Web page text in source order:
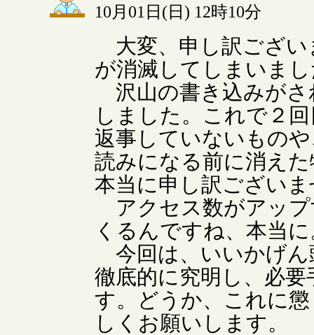
10月01日(日) 12時10分
大変、申し訳ござい
が消滅してしまいま
沢山の書き込みがさ
しました。これで２
返事していないもの
読みになる前に消え
本当に申し訳ござい
アクセス数がアップ
くるんですね、本当
今回は、いいかげん
徹底的に究明し、必
す。どうか、これに
しくお願いします。